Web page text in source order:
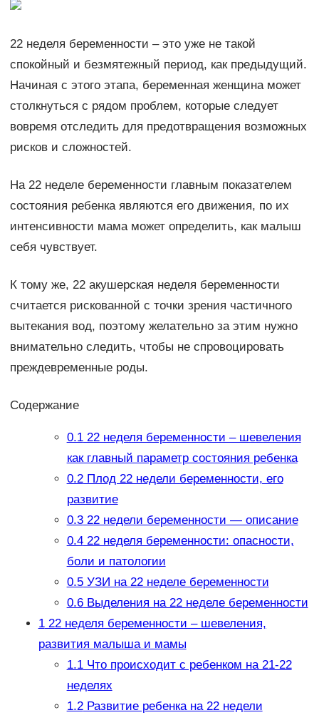
22 неделя беременности – это уже не такой
спокойный и безмятежный период, как предыдущий.
Начиная с этого этапа, беременная женщина может
столкнуться с рядом проблем, которые следует
вовремя отследить для предотвращения возможных
рисков и сложностей.
На 22 неделе беременности главным показателем
состояния ребенка являются его движения, по их
интенсивности мама может определить, как малыш
себя чувствует.
К тому же, 22 акушерская неделя беременности
считается рискованной с точки зрения частичного
вытекания вод, поэтому желательно за этим нужно
внимательно следить, чтобы не спровоцировать
преждевременные роды.
Содержание
0.122 неделя беременности – шевеления
как главный параметр состояния ребенка
0.2Плод 22 недели беременности, его
развитие
0.322 недели беременности — описание
0.422 неделя беременности: опасности,
боли и патологии
0.5УЗИ на 22 неделе беременности
0.6Выделения на 22 неделе беременности
122 неделя беременности – шевеления,
развития малыша и мамы
1.1Что происходит с ребенком на 21-22
неделях
1.2Развитие ребенка на 22 недели